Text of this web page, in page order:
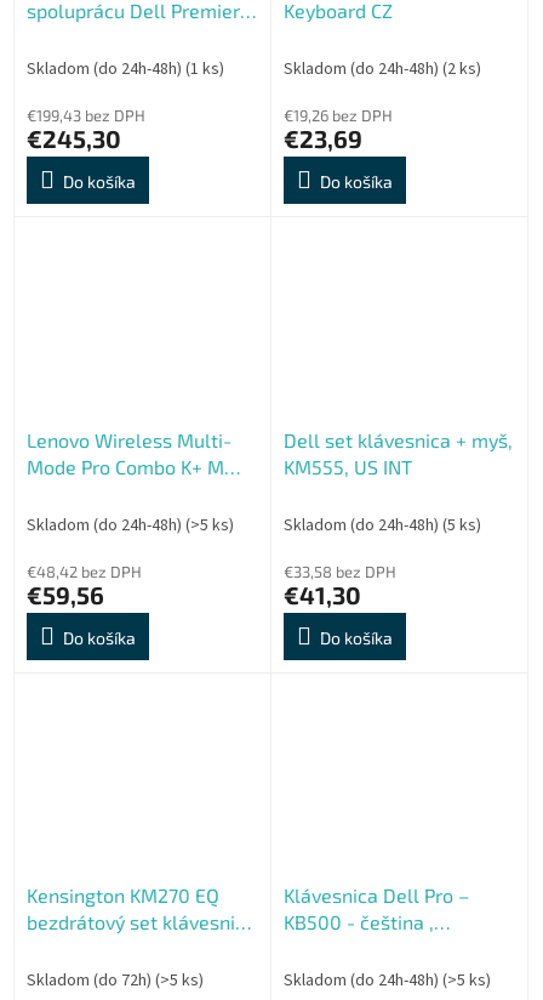
spoluprácu Dell Premier -
medzinárodná angličtina
Skladom (do 24h-48h) (1 ks)
€199,43 bez DPH
€245,30
Do košíka
Keyboard CZ
Skladom (do 24h-48h) (2 ks)
€19,26 bez DPH
€23,69
Do košíka
Lenovo Wireless Multi-
Mode Pro Combo K+ M
Skladom (do 24h-48h) (>5 ks)
€48,42 bez DPH
€59,56
Do košíka
Dell set klávesnica + myš,
KM555, US INT
Skladom (do 24h-48h) (5 ks)
€33,58 bez DPH
€41,30
Do košíka
Kensington KM270 EQ
bezdrátový set klávesnice
Skladom (do 72h) (>5 ks)
Klávesnica Dell Pro –
KB500 - čeština ,
Skladom (do 24h-48h) (>5 ks)